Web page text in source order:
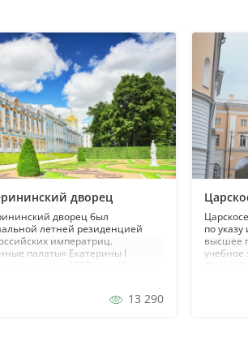
дворец
13 290
дворец был
летней резиденцией
императриц.
палаты» Екатерины I
по
высшее
учебное